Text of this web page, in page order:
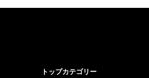
トップカテゴリー